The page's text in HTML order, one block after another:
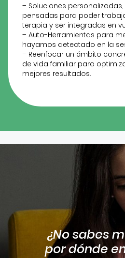
– Soluciones
pensadas para poder
terapia y ser integradas en
– Auto-Herramientas para
hayamos detectado en la
– Reenfocar un ámbito
de vida familiar para
mejores resultados.
¿No sabes
por dónde